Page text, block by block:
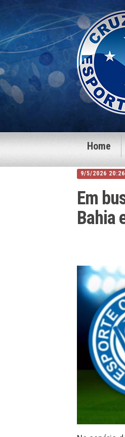
Home
9/5/2026 20:26
Em
Bahia